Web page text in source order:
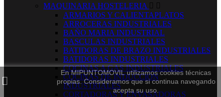
En MIPUNTOMOVIL utilizamos cookies técnicas
propias. Consideramos que si continua navegando
acepta su uso.
MAQUINARIA HOSTELERIA  
ARMARIOS Y CALIENTAPLATOS
ARROCERAS INDUSTRIALES
BAÑO MARIA INDUSTRIAL
BASCULAS INDUSTRIALES
BATIDORAS DE BRAZO INDUSTRIALES
BATIDORAS INDUSTRIALES
COCINAS A GAS INDUSTRIALES
COCINAS DE INDUCCION
INDUSTRIALES
CORTADORAS Y ENVASADORAS